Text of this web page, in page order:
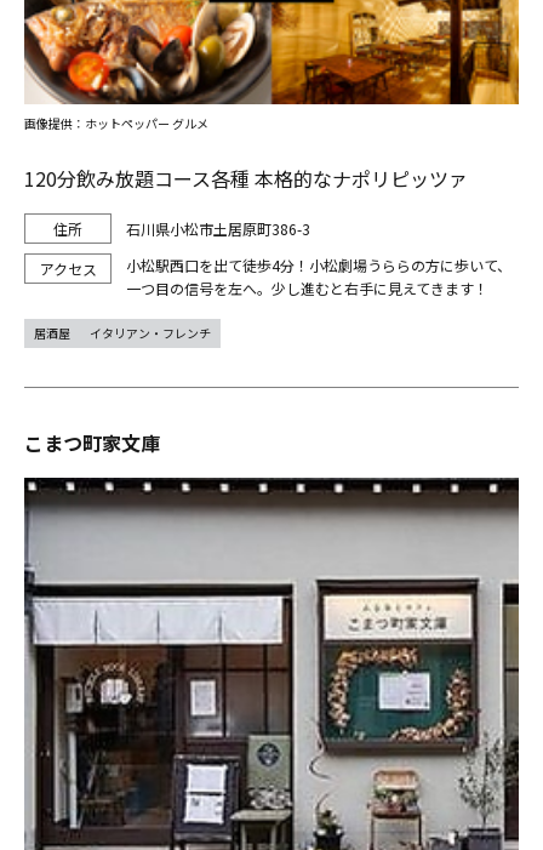
120分飲み放題コース各種 本格的なナポリピッツァ
石川県小松市土居原町386-3
小松駅西口を出て徒歩4分！小松劇場うららの方に歩いて、
一つ目の信号を左へ。少し進むと右手に見えてきます！
画像提供：ホットペッパー グルメ
居酒屋 イタリアン・フレンチ
こまつ町家文庫